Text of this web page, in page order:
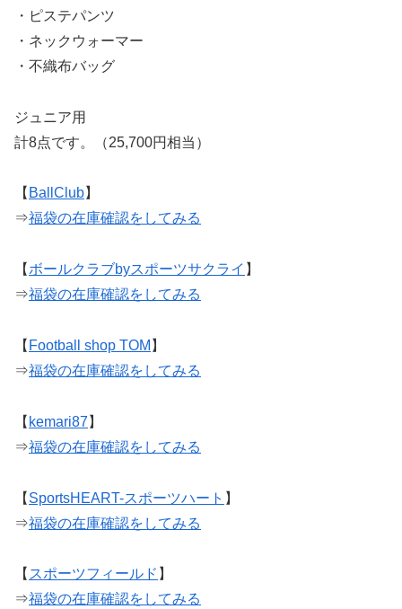
・ピステパンツ
・ネックウォーマー
・不織布バッグ
ジュニア用
計8点です。（25,700円相当）
【 BallClub】
⇒福袋の在庫確認をしてみる
【 ボールクラブbyスポーツサクライ 】
⇒福袋の在庫確認をしてみる
【 Football shop TOM 】
⇒福袋の在庫確認をしてみる
【 kemari87 】
⇒福袋の在庫確認をしてみる
【 SportsHEART-スポーツハート 】
⇒福袋の在庫確認をしてみる
【 スポーツフィールド 】
⇒福袋の在庫確認をしてみる